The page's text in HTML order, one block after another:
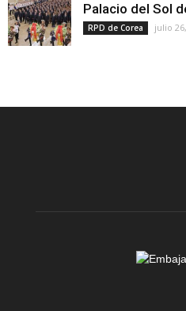
Palacio del Sol
RPD de Corea julio